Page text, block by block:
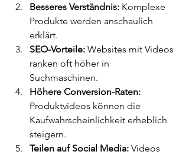
Besseres Verständnis: Komplexe
Produkte werden anschaulich
erklärt.
SEO-Vorteile: Websites mit Videos
ranken oft höher in
Suchmaschinen.
Höhere Conversion-Raten:
Produktvideos können die
Kaufwahrscheinlichkeit erheblich
steigern.
Teilen auf Social Media: Videos